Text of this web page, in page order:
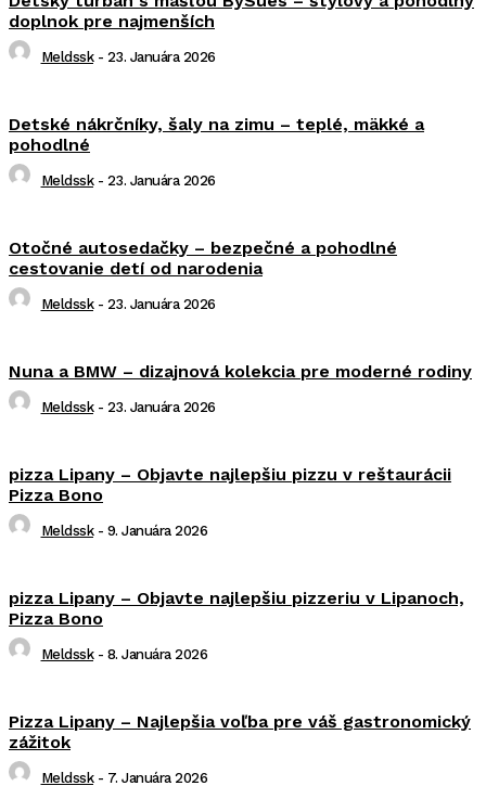
doplnok pre najmenších
Meldssk - 23. Januára 2026
Detské nákrčníky, šaly na zimu – teplé, mäkké a
pohodlné
Meldssk - 23. Januára 2026
Otočné autosedačky – bezpečné a pohodlné
cestovanie detí od narodenia
Meldssk - 23. Januára 2026
Nuna a BMW – dizajnová kolekcia pre moderné rodiny
Meldssk - 23. Januára 2026
pizza Lipany – Objavte najlepšiu pizzu v reštaurácii
Pizza Bono
Meldssk - 9. Januára 2026
pizza Lipany – Objavte najlepšiu pizzeriu v Lipanoch,
Pizza Bono
Meldssk - 8. Januára 2026
Pizza Lipany – Najlepšia voľba pre váš gastronomický
zážitok
Meldssk - 7. Januára 2026